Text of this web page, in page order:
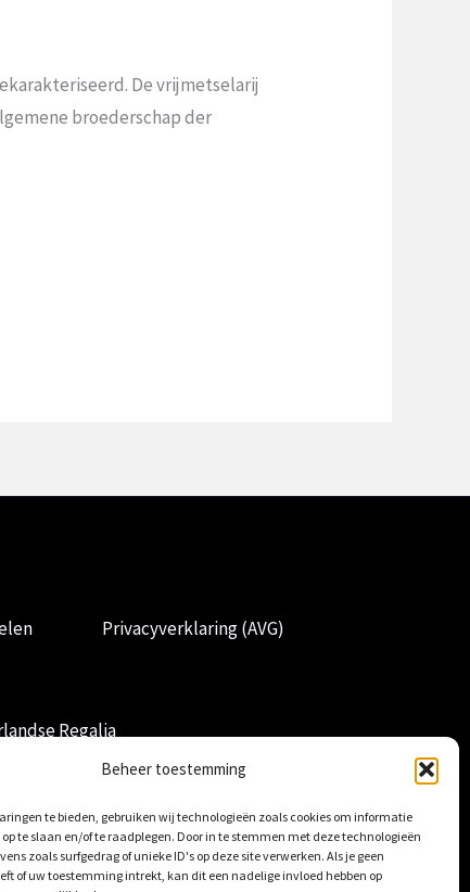
Beheer toestemming
te bieden, gebruiken wij technologieën zoals cookies om informatie
te slaan en/of te raadplegen. Door in te stemmen met deze technologieën
zoals surfgedrag of unieke ID's op deze site verwerken. Als je geen
of uw toestemming intrekt, kan dit een nadelige invloed hebben op
De vrijmetselarij
broederschap der
Privacyverklaring (AVG)
Regalia